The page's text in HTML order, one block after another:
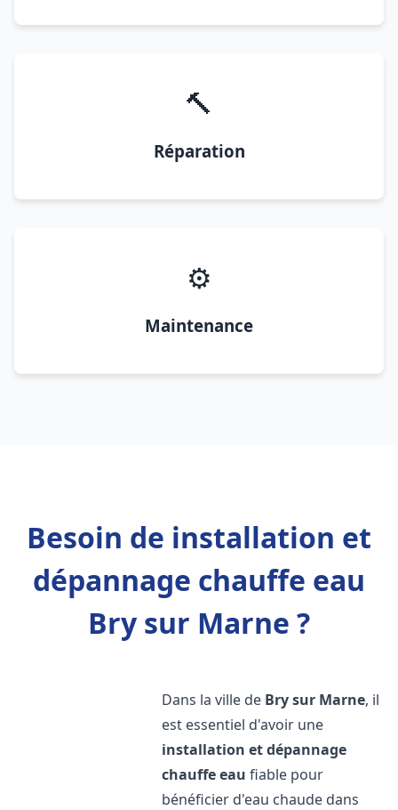
🔨
Réparation
⚙️
Maintenance
Besoin de installation et
dépannage chauffe eau
Bry sur Marne ?
Dans la ville de Bry sur Marne, il
est essentiel d'avoir une
installation et dépannage
chauffe eau fiable pour
bénéficier d'eau chaude dans